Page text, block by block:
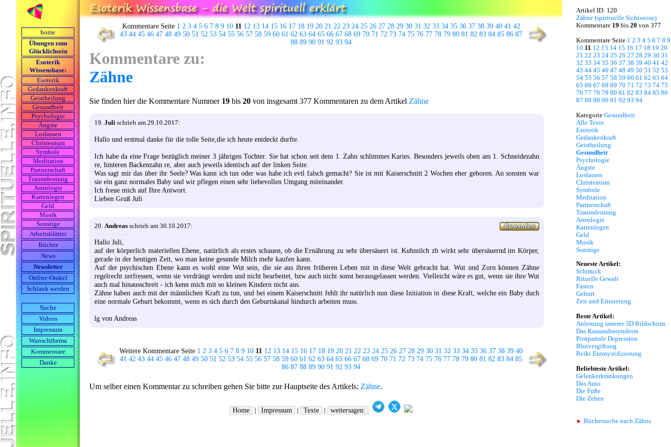
home
Übungen zum
Glücklichsein
Esoterik
Wissensbase:
Esoterik
Gedankenkraft
Geistheilung
Gesundheit
Psychologie
Ängste
Loslassen
Christentum
Symbole
Meditation
Partnerschaft
Traumdeutung
Astrologie
Kartenlegen
Geld
Musik
Sonstige
Arbeits­blätter
Bücher
News
Newsletter
Online-Orakel
Schlank werden
Suche
Videos
Impressum
Wunschthema
Kommentare
Danke
Kommentare Seite 1 2 3 4 5 6 7 8 9 10 11 12 13 14 15 16 17 18 19 20 21 22 23 24 25 26 27 28 29 30 31 32 33 34 35 36 37 38 39 40 41 42
43 44 45 46 47 48 49 50 51 52 53 54 55 56 57 58 59 60 61 62 63 64 65 66 67 68 69 70 71 72 73 74 75 76 77 78 79 80 81 82 83 84 85 86 87
88 89 90 91 92 93 94
Kommentare zu:
Zähne
Sie finden hier die Kommentare Nummer 19 bis 20 von insgesamt 377 Kommentaren zu dem Artikel Zähne
19. Juli schrieb am 29.10.2017:
Hallo und erstmal danke für die tolle Seite,die ich heute entdeckt durfte.
Ich habe da eine Frage bezüglich meiner 3 jährigen Tochter. Sie hat schon seit dem 1. Zahn schlimmes Karies. Besonders jeweils oben am 1. Schneidezahn
re, hinteren Backenzahn re, aber auch jeweils identisch auf der linken Seite.
Was sagt mir das über ihr Seele? Was kann ich tun oder was habe ich evtl falsch gemacht? Sie ist mit Kaiserschnitt 2 Wochen eher geboren. An sonsten war
sie ein ganz normales Baby und wir pflegen einen sehr liebevollen Umgang miteinander.
Ich freue mich auf Ihre Antwort.
Lieben Gruß Juli
20. Andreas schrieb am 30.10.2017:
Hallo Juli,
auf der körperlich materiellen Ebene, natürlich als erstes schauen, ob die Ernährung zu sehr übersäuert ist. Kuhmilch zb wirkt sehr übersäuernd im Körper,
gerade in der heutigen Zeit, wo man keine gesunde Milch mehr kaufen kann.
Auf der psychischen Ebene kann es wohl eine Wut sein, die sie aus ihren früheren Leben mit in diese Welt gebracht hat. Wut und Zorn können Zähne
regelrecht zerfressen, wenn sie verdrängt werden und nicht bearbeitet, bzw auch nicht sonst herausgelassen werden. Vielleicht wäre es gut, wenn sie ihre Wut
auch mal hinausschreit - ich kenn mich mit so kleinen Kindern nicht aus.
Zähne haben auch mit der männlichen Kraft zu tun, und bei einem Kaiserschnitt fehlt ihr natürlich nun diese Initiation in diese Kraft, welche ein Baby duch
eine normale Geburt bekommt, wenn es sich durch den Geburtskanal hindurch arbeiten muss.
lg von Andreas
Weitere Kommentare Seite 1 2 3 4 5 6 7 8 9 10 11 12 13 14 15 16 17 18 19 20 21 22 23 24 25 26 27 28 29 30 31 32 33 34 35 36 37 38 39 40
41 42 43 44 45 46 47 48 49 50 51 52 53 54 55 56 57 58 59 60 61 62 63 64 65 66 67 68 69 70 71 72 73 74 75 76 77 78 79 80 81 82 83 84 85
86 87 88 89 90 91 92 93 94
Um selber einen Kommentar zu schreiben gehen Sie bitte zur Hauptseite des Artikels: Zähne.
Home Impressum Texte weitersagen:
Artikel ID: 120
Zähne (spirituelle Sichtweise)
Kommentare 19 bis 20 von 377
Kommentare Seite 1 2 3 4 5 6 7 8 9
10 11 12 13 14 15 16 17 18 19 20
21 22 23 24 25 26 27 28 29 30 31
32 33 34 35 36 37 38 39 40 41 42
43 44 45 46 47 48 49 50 51 52 53
54 55 56 57 58 59 60 61 62 63 64
65 66 67 68 69 70 71 72 73 74 75
76 77 78 79 80 81 82 83 84 85 86
87 88 89 90 91 92 93 94
Kategorie Gesundheit
Alle Texte
Esoterik
Gedankenkraft
Geistheilung
Gesundheit
Psychologie
Ängste
Loslassen
Christentum
Symbole
Meditation
Partnerschaft
Traumdeutung
Astrologie
Kartenlegen
Geld
Musik
Sonstige
Neueste Artikel:
Schmuck
Rituelle Gewalt
Fasten
Geburt
Zeit und Erinnerung
Beste Artikel:
Anleitung innerer 3D Bildschirm
Das Kassandrasyndrom
Postpartale Depression
Blutvergiftung
Reiki Entmystifizierung
Beliebteste Artikel:
Gelenkerkrankungen
Das Auto
Die Füße
Die Zehen
► Büchersuche nach Zähne